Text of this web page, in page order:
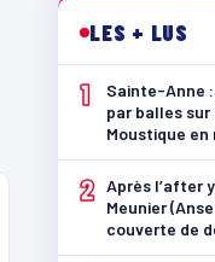
LES + LUS
1
Sainte-Anne
par balles sur
Moustique en
2 Après l’after
Meunier
couverte de